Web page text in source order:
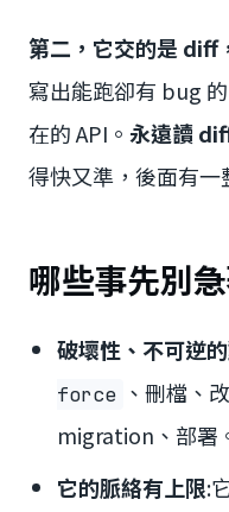
第二，它交的是 diff
寫出能跑卻有 bug
在的 API。 永遠讀
得快又準，後面有一
哪些事先別
破壞性、不可逆
force 、刪檔、
migration、部署
它的脈絡有上限: